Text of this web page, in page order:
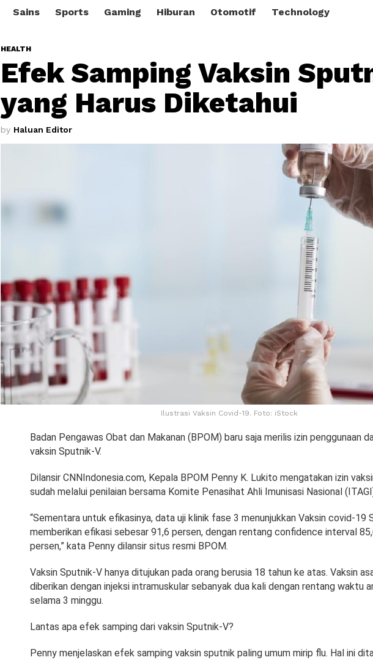
Sains Sports Gaming Hiburan Otomotif Technology
HEALTH
Efek Samping Vaksin
yang Harus Diketahui
by Haluan Editor
Ilustrasi Vaksin Covid-19. Foto: iStock
Badan Pengawas Obat dan Makanan (BPOM) baru saja merilis izin penggunaan
vaksin Sputnik-V.
Dilansir CNNIndonesia.com, Kepala BPOM Penny K. Lukito mengatakan izin
sudah melalui penilaian bersama Komite Penasihat Ahli Imunisasi Nasional
“Sementara untuk efikasinya, data uji klinik fase 3 menunjukkan Vaksin covid-19
memberikan efikasi sebesar 91,6 persen, dengan rentang confidence interval
persen,” kata Penny dilansir situs resmi BPOM.
Vaksin Sputnik-V hanya ditujukan pada orang berusia 18 tahun ke atas. Vaksin
diberikan dengan injeksi intramuskular sebanyak dua kali dengan rentang waktu
selama 3 minggu.
Lantas apa efek samping dari vaksin Sputnik-V?
Penny menjelaskan efek samping vaksin sputnik paling umum mirip flu. Hal ini